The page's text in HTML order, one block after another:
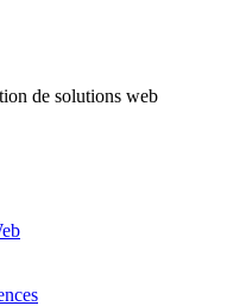
de solutions web